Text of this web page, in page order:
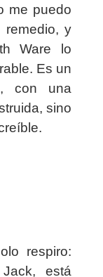
me puedo
remedio, y
Ware lo
Es un
con una
sino
respiro:
está